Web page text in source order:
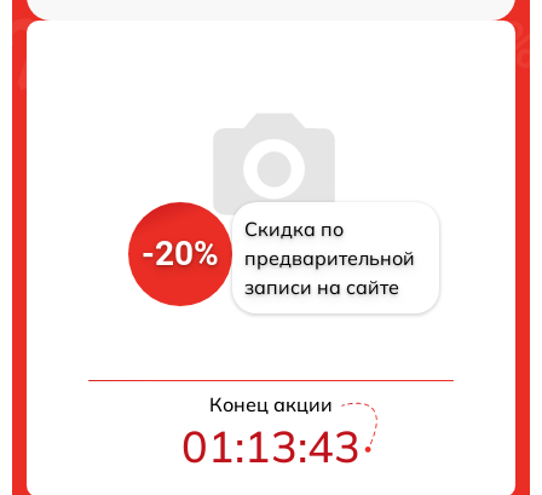
-20%
Скидка по
предварительной
записи на сайте
Конец акции
01:13:42